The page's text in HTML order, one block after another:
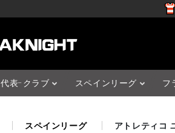
代表-クラブ スペインリーグ フ
スペインリーグ アトレティコ